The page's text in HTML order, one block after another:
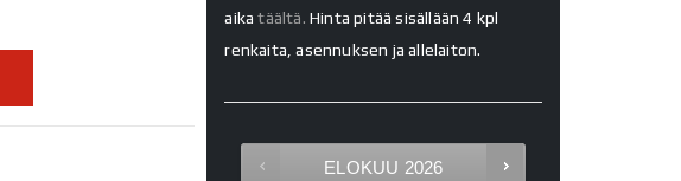
aikatäältä. Hinta pitää sisällään 4 kpl
renkaita, asennuksen ja allelaiton.
ELOKUU 2026